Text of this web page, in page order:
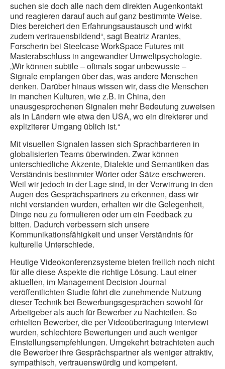
suchen sie doch alle nach dem direkten Augenkontakt
und reagieren darauf auch auf ganz bestimmte Weise.
Dies bereichert den Erfahrungsaustausch und wirkt
zudem vertrauensbildend“, sagt Beatriz Arantes,
Forscherin bei Steelcase WorkSpace Futures mit
Masterabschluss in angewandter Umweltpsychologie.
„Wir können subtile – oftmals sogar unbewusste –
Signale empfangen über das, was andere Menschen
denken. Darüber hinaus wissen wir, dass die Menschen
in manchen Kulturen, wie z.B. in China, den
unausgesprochenen Signalen mehr Bedeutung zuweisen
als in Ländern wie etwa den USA, wo ein direkterer und
expliziterer Umgang üblich ist.“
Mit visuellen Signalen lassen sich Sprachbarrieren in
globalisierten Teams überwinden. Zwar können
unterschiedliche Akzente, Dialekte und Semantiken das
Verständnis bestimmter Wörter oder Sätze erschweren.
Weil wir jedoch in der Lage sind, in der Verwirrung in den
Augen des Gesprächspartners zu erkennen, dass wir
nicht verstanden wurden, erhalten wir die Gelegenheit,
Dinge neu zu formulieren oder um ein Feedback zu
bitten. Dadurch verbessern sich unsere
Kommunikationsfähigkeit und unser Verständnis für
kulturelle Unterschiede.
Heutige Videokonferenzsysteme bieten freilich noch nicht
für alle diese Aspekte die richtige Lösung. Laut einer
aktuellen, im Management Decision Journal
veröffentlichten Studie führt die zunehmende Nutzung
dieser Technik bei Bewerbungsgesprächen sowohl für
Arbeitgeber als auch für Bewerber zu Nachteilen. So
erhielten Bewerber, die per Videoübertragung interviewt
wurden, schlechtere Bewertungen und auch weniger
Einstellungsempfehlungen. Umgekehrt betrachteten auch
die Bewerber ihre Gesprächspartner als weniger attraktiv,
sympathisch, vertrauenswürdig und kompetent.